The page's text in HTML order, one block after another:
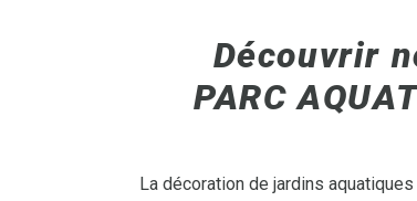
Découvrir
PARC
La décoration de jardins